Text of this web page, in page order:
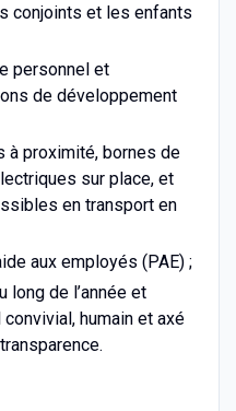
conjoints et les enfants
personnel et
de développement
à proximité, bornes de
sur place, et
en transport en
aux employés (PAE) ;
long de l’année et
humain et axé